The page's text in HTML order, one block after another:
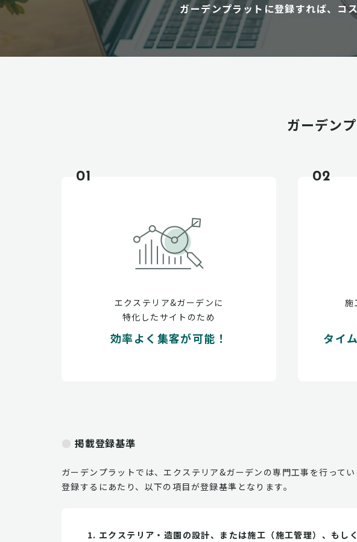
ガーデンプラットに登録すれば、コ
ガーデン
01
エクステリア&ガーデンに
特化したサイトのため
効率よく集客が可能！
02
施
タイ
掲載登録基準
ガーデンプラットでは、エクステリア&ガーデンの専門工事を行って
登録するにあたり、以下の項目が登録基準となります。
エクステリア・造園の設計、または施工（施工管理）、もし